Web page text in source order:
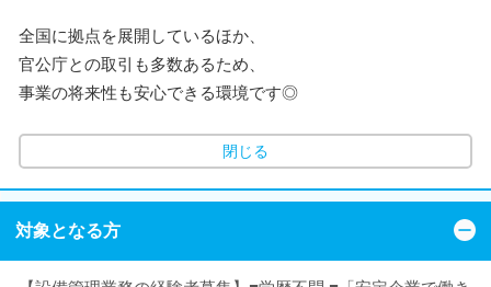
全国に拠点を展開しているほか、
官公庁との取引も多数あるため、
事業の将来性も安心できる環境です◎
閉じる
対象となる方